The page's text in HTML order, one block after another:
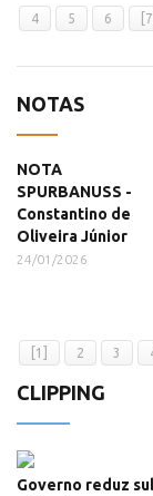
4 5 6 [7]
NOTAS
NOTA
SPURBANUSS -
Constantino de
Oliveira Júnior
24/01/2026
[1] 2 3
CLIPPING
Governo reduz